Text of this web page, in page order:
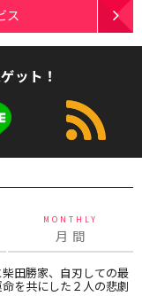
ス
ット！
MONTHLY
月 間
柴田勝家、自刃しての最
を共にした２人の悲劇